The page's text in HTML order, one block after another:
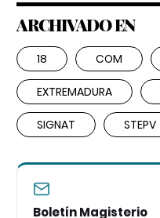
ARCHIVADO EN
18 COM
EXTREMADURA
SIGNAT STEPV
Boletín Magisterio